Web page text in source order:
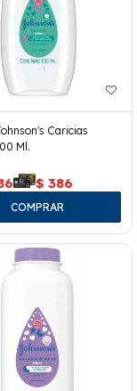
Caricias
Ml.
$ 386